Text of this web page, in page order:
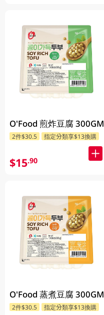
O'Food 煎炸豆腐 300GM
2件$30.5 指定分類享$13換購
$15.90
O'Food 蒸煮豆腐 300GM
2件$30.5 指定分類享$13換購